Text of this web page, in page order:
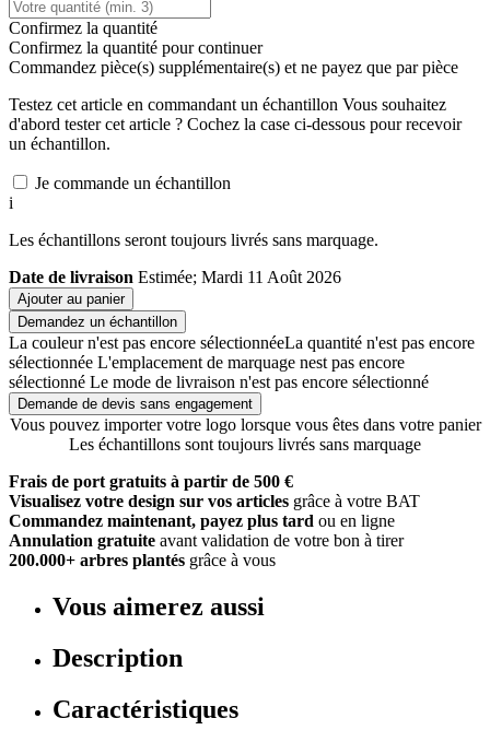
Confirmez la quantité
Confirmez la quantité pour continuer
Commandez pièce(s) supplémentaire(s) et ne payez que par pièce
Testez cet article en commandant un échantillon Vous souhaitez
d'abord tester cet article ? Cochez la case ci-dessous pour recevoir
un échantillon.
Je commande un échantillon
i
Les échantillons seront toujours livrés sans marquage.
Date de livraison Estimée; Mardi 11 Août 2026
Ajouter au panier
Demandez un échantillon
La couleur n'est pas encore sélectionnéeLa quantité n'est pas encore
sélectionnée L'emplacement de marquage nest pas encore
sélectionné Le mode de livraison n'est pas encore sélectionné
Demande de devis sans engagement
Vous pouvez importer votre logo lorsque vous êtes dans votre panier
Les échantillons sont toujours livrés sans marquage
Frais de port gratuits à partir de 500 €
Visualisez votre design sur vos articles grâce à votre BAT
Commandez maintenant, payez plus tard ou en ligne
Annulation gratuite avant validation de votre bon à tirer
200.000+ arbres plantés grâce à vous
Vous aimerez aussi
Description
Caractéristiques